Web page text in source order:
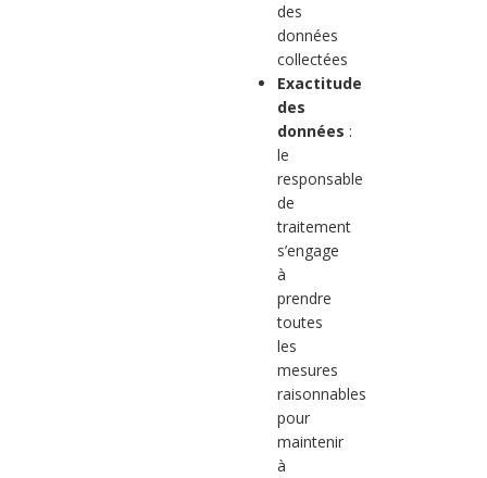
des
données
collectées
Exactitude
des
données :
le
responsable
de
traitement
s’engage
à
prendre
toutes
les
mesures
raisonnables
pour
maintenir
à